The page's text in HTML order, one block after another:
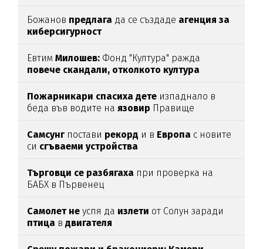
Божанов предлага да се създаде агенция за
киберсигурност
ЕвтимМилошев: Фонд "Култура" ражда
повече скандали, отколкото култура
Пожарникари спасиха дете изпаднало в
беда във водите наязовир Правище
Самсунг постави рекорд и в Европа с новите
си сгъваеми устройства
Търговци се разбягаха при проверка на
БАБХ в Първенец
Самолет не успя да излети от Солун заради
птица вдвигателя